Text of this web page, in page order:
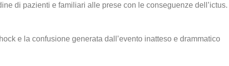
di pazienti e familiari alle prese con le conseguenze dell’ictus.
e la confusione generata dall’evento inatteso e drammatico